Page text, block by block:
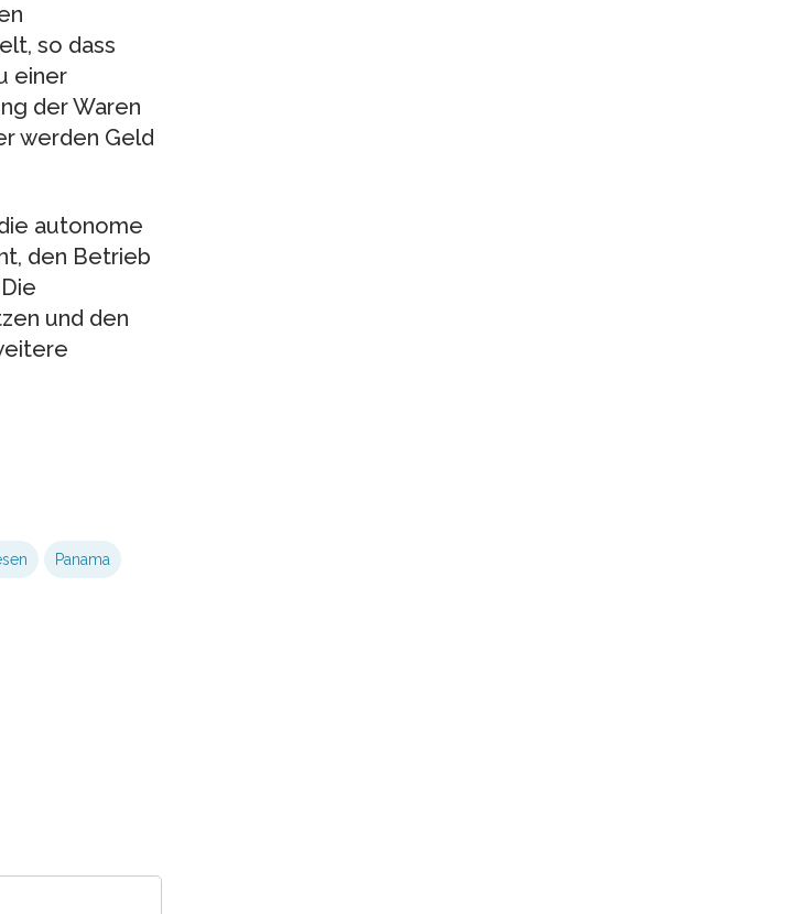
so dass
einer
der Waren
werden Geld
autonome
den Betrieb
und den
Panama